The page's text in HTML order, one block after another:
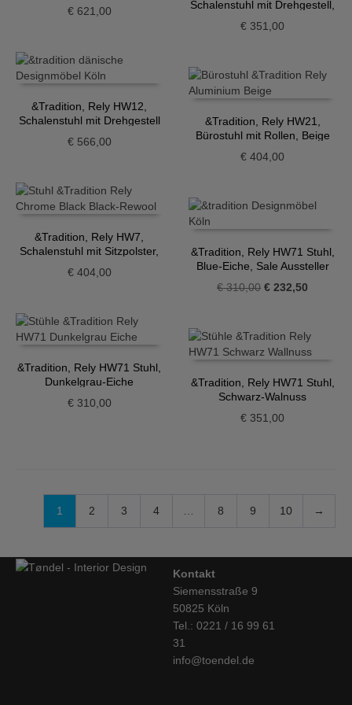
€621,00
Schalenstuhl mit Drehgestell,
€ 351,00
&Tradition, Rely HW12,
Schalenstuhl mit Drehgestell
€566,00
&Tradition, Rely HW21,
Bürostuhl mit Rollen, Beige
€ 404,00
&Tradition, Rely HW7,
Schalenstuhl mit Sitzpolster,
€404,00
&Tradition, Rely HW71 Stuhl,
Blue-Eiche, Sale Aussteller
€310,00 Ursprünglicher
€ 310,00
€ 232,50
€
&Tradition, Rely HW71 Stuhl,
Dunkelgrau-Eiche
€310,00
&Tradition, Rely HW71 Stuhl,
Schwarz-Walnuss
€ 351,00
1 2 3 4 … 8 9 10 →
Kontakt
Siemensstraße 9
50825 Köln
Tel.: 0221 / 16 99 61
31
info@toendel.de